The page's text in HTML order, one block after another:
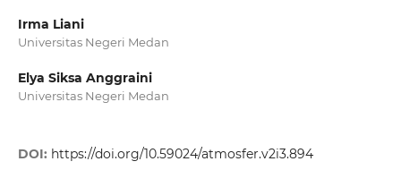
Irma Liani
Universitas Negeri Medan
Elya Siksa Anggraini
Universitas Negeri Medan
DOI: https://doi.org/10.59024/atmosfer.v2i3.894